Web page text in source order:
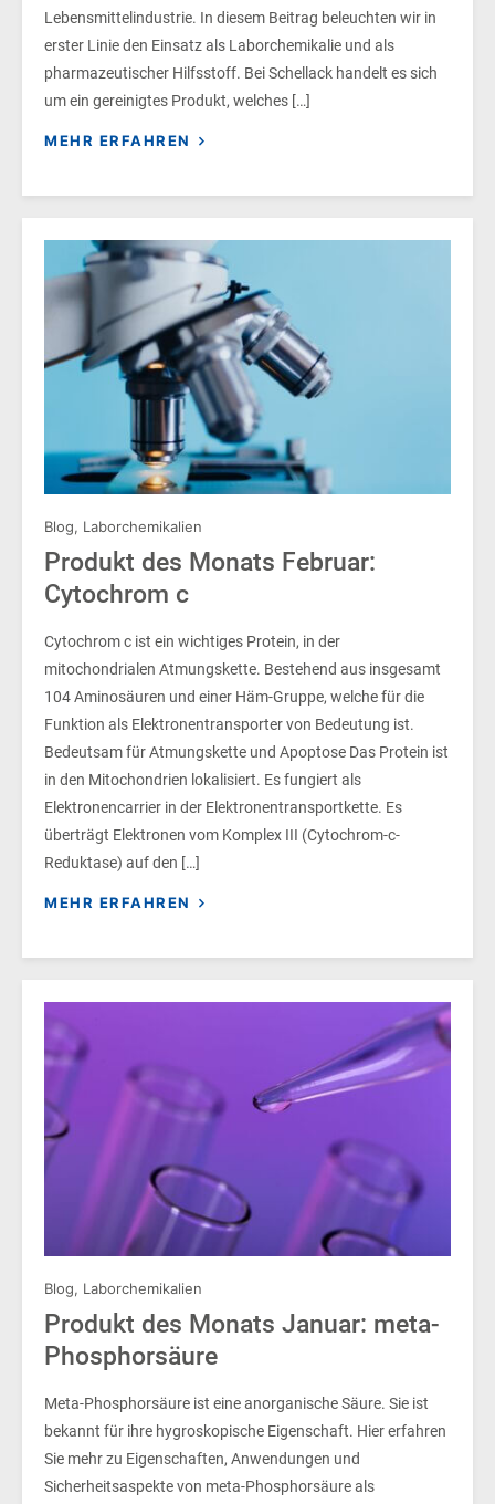
Lebensmittelindustrie. In diesem Beitrag beleuchten wir in
erster Linie den Einsatz als Laborchemikalie und als
pharmazeutischer Hilfsstoff. Bei Schellack handelt es sich
um ein gereinigtes Produkt, welches […]
MEHR ERFAHREN
Blog, Laborchemikalien
Produkt des Monats Februar:
Cytochrom c
Cytochrom c ist ein wichtiges Protein, in der
mitochondrialen Atmungskette. Bestehend aus insgesamt
104 Aminosäuren und einer Häm-Gruppe, welche für die
Funktion als Elektronentransporter von Bedeutung ist.
Bedeutsam für Atmungskette und Apoptose Das Protein ist
in den Mitochondrien lokalisiert. Es fungiert als
Elektronencarrier in der Elektronentransportkette. Es
überträgt Elektronen vom Komplex III (Cytochrom-c-
Reduktase) auf den […]
MEHR ERFAHREN
Blog, Laborchemikalien
Produkt des Monats Januar: meta-
Phosphorsäure
Meta-Phosphorsäure ist eine anorganische Säure. Sie ist
bekannt für ihre hygroskopische Eigenschaft. Hier erfahren
Sie mehr zu Eigenschaften, Anwendungen und
Sicherheitsaspekte von meta-Phosphorsäure als